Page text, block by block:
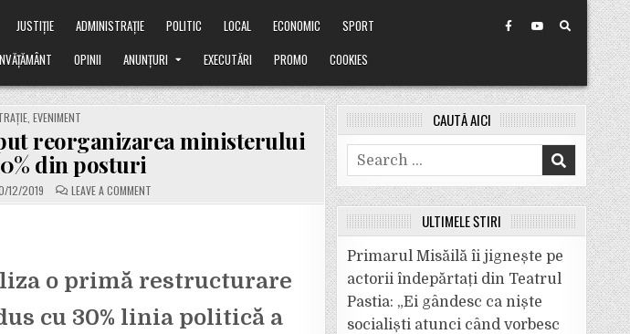
JUSTIȚIE ADMINISTRAȚIE POLITIC LOCAL ECONOMIC
SPORT
OPINII ANUNȚURI EXECUTĂRI PROMO COOKIES
,EVENIMENT
reorganizarea ministerului
din posturi
12/2019 LEAVE A COMMENT
MINISTRUL
REDUCÂND
30%
POSTURI
o primă restructurare
cu 30% linia politică a
CAUTĂ AICI
Search
for:
ULTIMELE ȘTIRI
Primarul Misăilă îi jignește pe
actorii îndepărtați din Teatrul
Pastia: „Ei gândesc ca niște
socialiști atunci când vorbesc